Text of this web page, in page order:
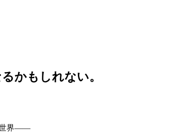
かもしれない。
世界――